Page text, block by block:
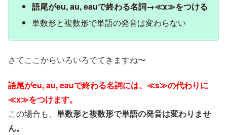
語尾がeu, au, eauで終わる名詞→≪x≫をつける
単数形と複数形で単語の発音は変わらない
さてここからいろいろでてきますね〜
語尾がeu, au, eauで終わる名詞には、≪s≫の代わりに
≪x≫をつけます。
この場合も、 単数形と複数形で単語の発音は変わりませ
ん。